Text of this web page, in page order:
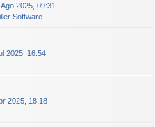
2025, 09:31
Software
2025, 16:54
2025, 18:18